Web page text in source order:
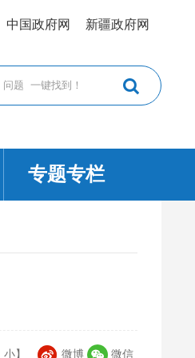
中国政府网 新疆政府网
专题专栏
小】 微博 微信